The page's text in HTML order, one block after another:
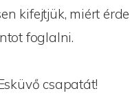
kifejtjük, miért
foglalni.
csapatát!